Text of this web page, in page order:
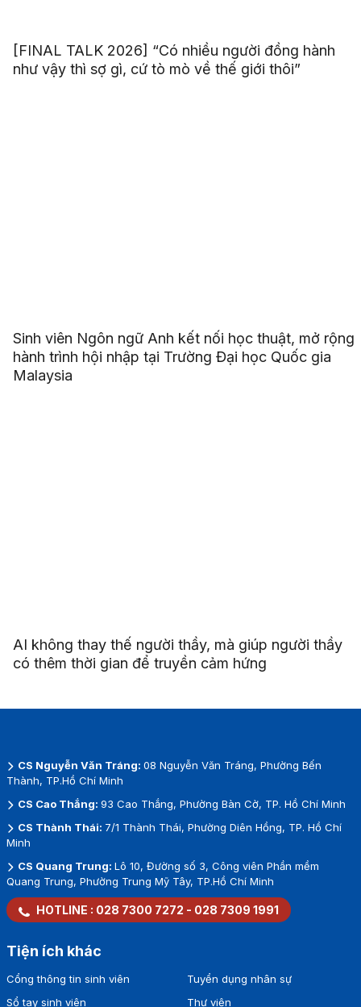
[FINAL TALK 2026] “Có nhiều người đồng hành
như vậy thì sợ gì, cứ tò mò về thế giới thôi”
Sinh viên Ngôn ngữ Anh kết nối học thuật, mở rộng
hành trình hội nhập tại Trường Đại học Quốc gia
Malaysia
AI không thay thế người thầy, mà giúp người thầy
có thêm thời gian để truyền cảm hứng
CS Nguyễn Văn Tráng: 08 Nguyễn Văn Tráng, Phường Bến
Thành, TP.Hồ Chí Minh
CS Cao Thắng: 93 Cao Thắng, Phường Bàn Cờ, TP. Hồ Chí Minh
CS Thành Thái: 7/1 Thành Thái, Phường Diên Hồng, TP. Hồ Chí
Minh
CS Quang Trung: Lô 10, Đường số 3, Công viên Phần mềm
Quang Trung, Phường Trung Mỹ Tây, TP.Hồ Chí Minh
HOTLINE : 028 7300 7272 - 028 7309 1991
Tiện ích khác
Cổng thông tin sinh viên
Sổ tay sinh viên
Tuyển dụng nhân sự
Thư viện